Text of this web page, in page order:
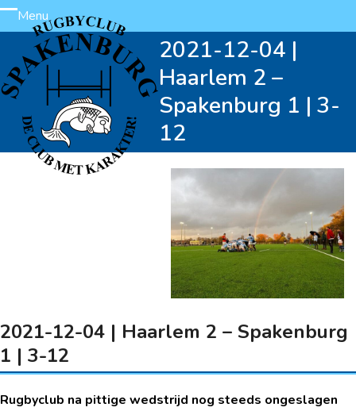
Skip
to
content
Menu
Open
mobile
menu
Close
mobile
menu
2021-12-04 |
Haarlem 2 –
Spakenburg 1 | 3-
12
2021-12-04 | Haarlem 2 – Spakenburg
1 | 3-12
Rugbyclub na pittige wedstrijd nog steeds ongeslagen